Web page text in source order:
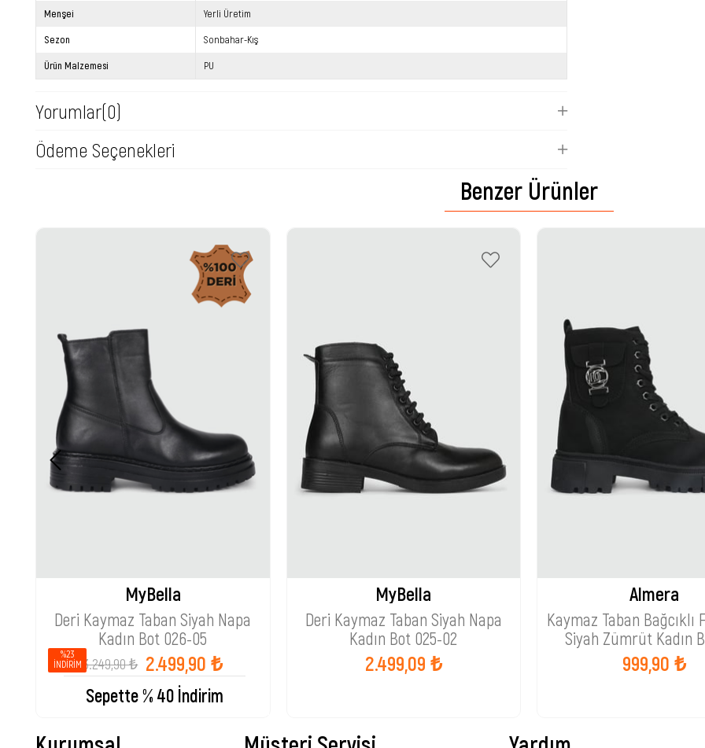
Menşei Yerli Üretim
Sezon Sonbahar-Kış
Ürün Malzemesi PU
Yorumlar(0)
Ödeme Seçenekleri
Benzer Ürünler
MyBella
Deri Kaymaz Taban Siyah Napa
Kadın Bot 026-05
2.499,90 ₺
3.249,90 ₺
Sepette % 40 İndirim
%23
İNDIRIM
MyBella
Deri Kaymaz Taban Siyah Napa
Kadın Bot 025-02
2.499,09 ₺
Almera
Kaymaz Taban Bağcıklı
Siyah Zümrüt Kadın
999,90 ₺